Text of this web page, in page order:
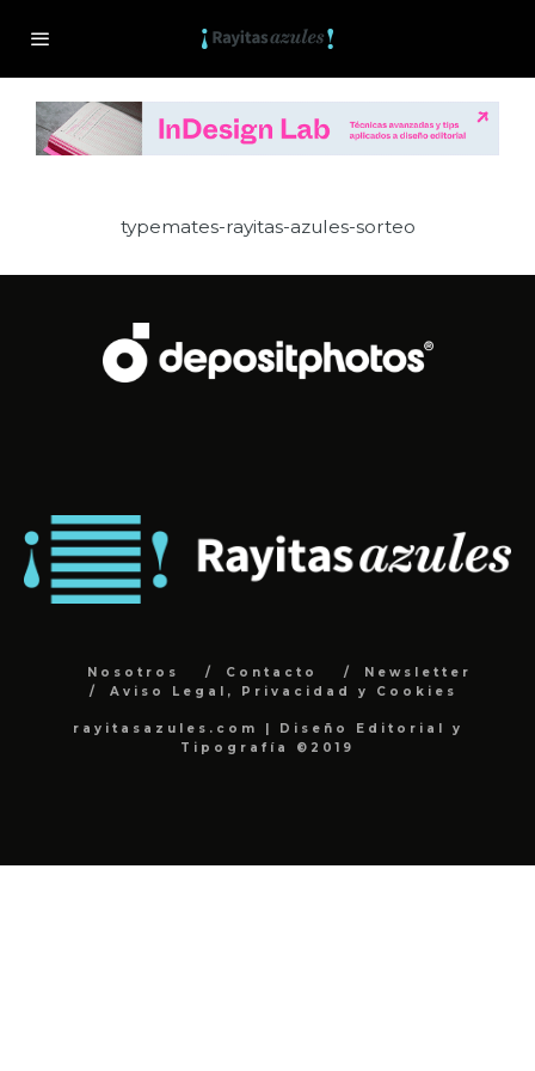
typemates-rayitas-azules-sorteo
Nosotros Contacto
Newsletter
Aviso Legal, Privacidad y Cookies
rayitasazules.com | Diseño Editorial y
Tipografía ©2019